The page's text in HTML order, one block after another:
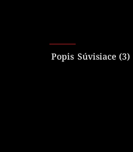
Popis Súvisiace (3)